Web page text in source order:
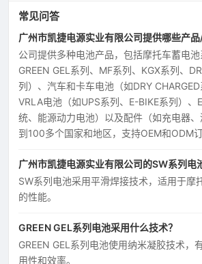
常见问答
广州市凯捷电源实业有限公司提供哪些产品/
公司提供多种电池产品，包括摩托车蓄电池
GREEN GEL系列、MF系列、KGX系列、
列）、汽车和卡车电池（如DRY CHARGED
VRLA电池（如UPS系列、E-BIKE系列）、
统、能源动力电池）以及配件（如充电器
到100多个国家和地区，支持OEM和ODM订
广州市凯捷电源实业有限公司的SW系列电
SW系列电池采用平滑焊接技术，适用于摩
的性能。
GREEN GEL系列电池采用什么技术？
GREEN GEL系列电池使用纳米凝胶技术，
用性和效率。